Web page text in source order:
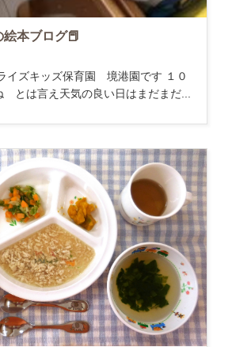
本ブログ📕
イズキッズ保育園 境港園です １０
とは言え天気の良い日はまだまだ...